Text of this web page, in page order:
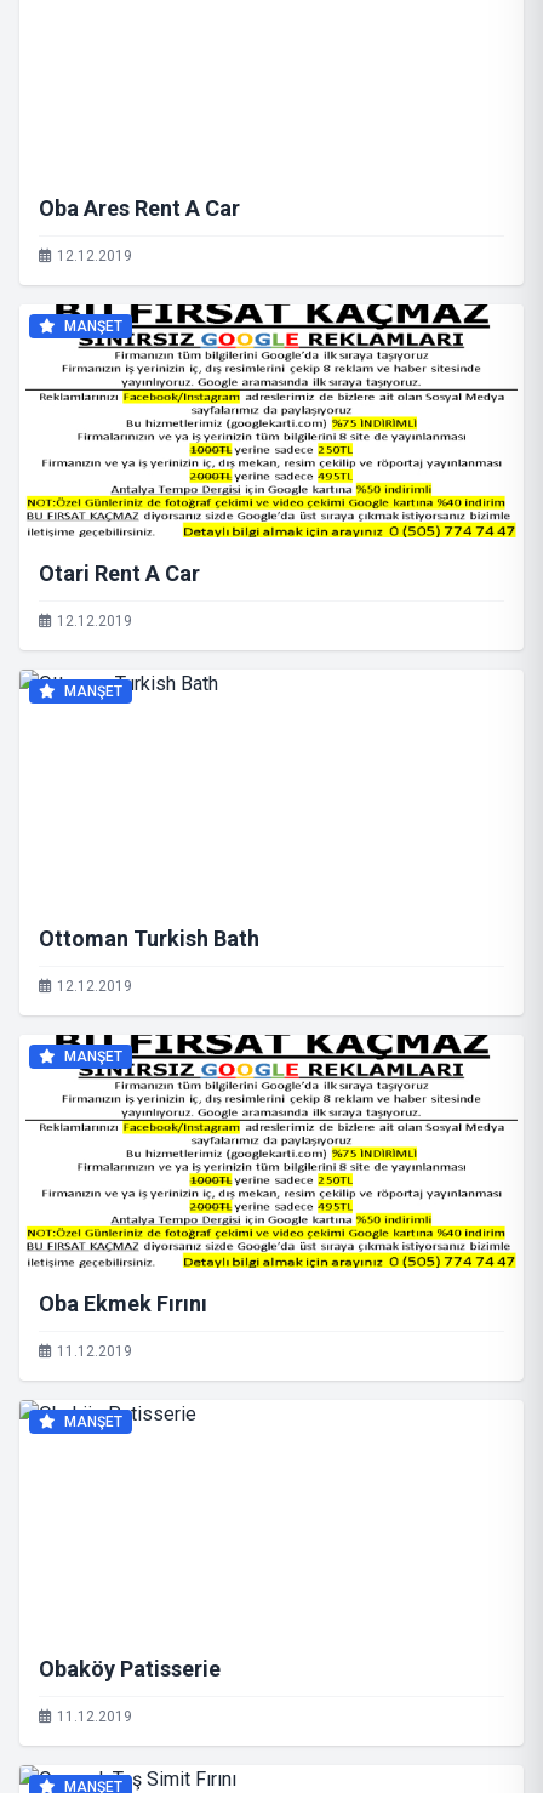
Oba Ares Rent A Car
12.12.2019
MANŞET
Otari Rent A Car
12.12.2019
MANŞET
Ottoman Turkish Bath
12.12.2019
MANŞET
Oba Ekmek Fırını
11.12.2019
MANŞET
Obaköy Patisserie
11.12.2019
MANŞET